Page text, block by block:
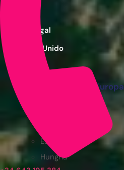
Portugal
Reino Unido
Turquía
Otros destinos en Europa
Eslovenia
Hungría